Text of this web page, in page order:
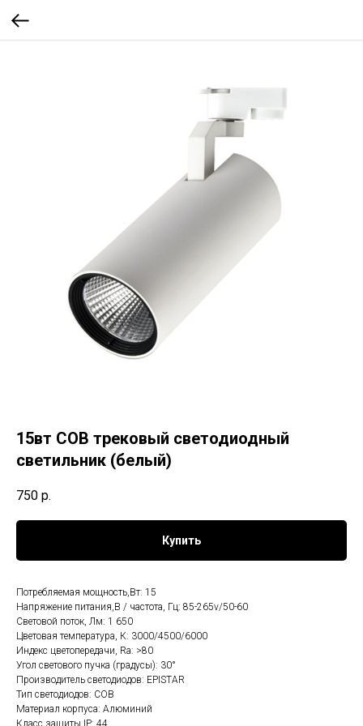
15вт СОВ трековый светодиодный
светильник (белый)
750 р.
Купить
Потребляемая мощность,Вт: 15
Напряжение питания,В / частота, Гц: 85-265v/50-60
Световой поток, Лм: 1 650
Цветовая температура, К: 3000/4500/6000
Индекс цветопередачи, Ra: >80
Угол светового пучка (градусы): 30°
Производитель светодиодов: EPISTAR
Тип светодиодов: COB
Материал корпуса: Алюминий